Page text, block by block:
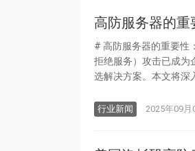
高防服务器的
# 高防服务器的重要性：保护您的业务免受DDoS攻击
拒绝服务）攻击已成为
行业新闻 2025年09月